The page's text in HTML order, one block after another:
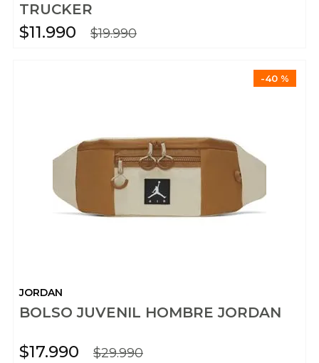
TRUCKER
$11.990 $19.990
-40 %
JORDAN
BOLSO JUVENIL HOMBRE JORDAN
$17.990 $29.990